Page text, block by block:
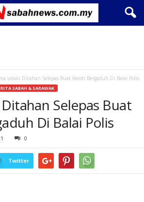
Lelaki Ditahan Selepas Buat Kecoh Bergaduh Di Balai Polis
SABAH & SARAWAK
Selepas Buat
Di Balai Polis
0
Twitter